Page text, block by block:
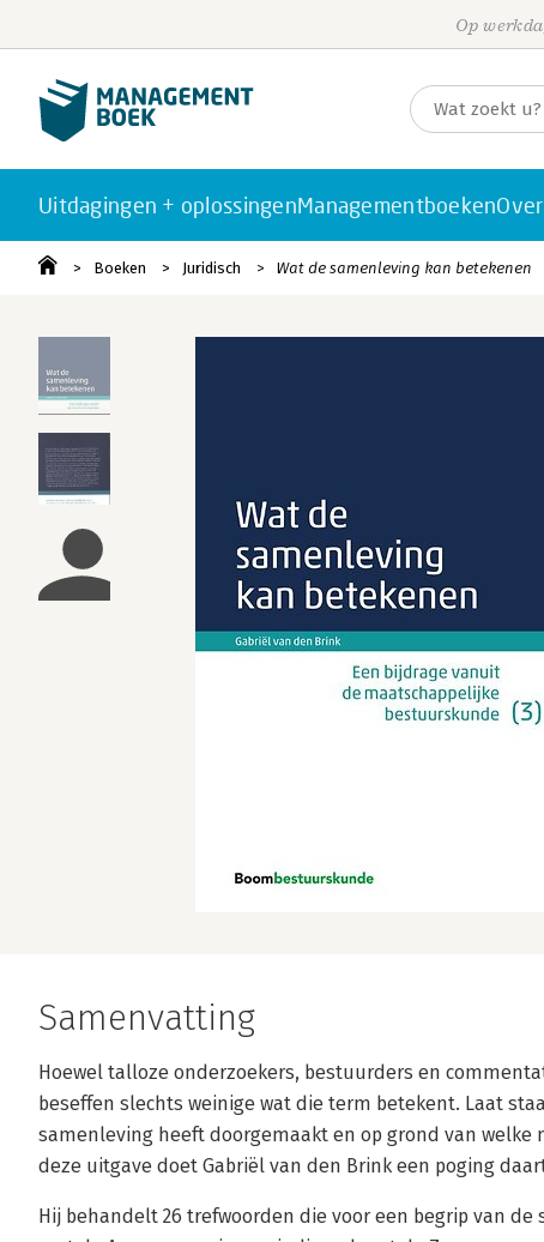
Op
Uitdagingen + oplossingenManagementboeken
Boeken Juridisch Wat de samenleving kan betekenen
Samenvatting
Hoewel talloze onderzoekers, bestuurders en
beseffen slechts weinige wat die term betekent. Laat
samenleving heeft doorgemaakt en op grond van
deze uitgave doet Gabriël van den Brink een poging
Hij behandelt 26 trefwoorden die voor een begrip van